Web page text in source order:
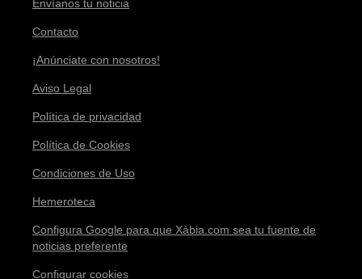
Envíanos tu noticia
Contacto
¡Anúnciate con nosotros!
Aviso Legal
Política de privacidad
Política de Cookies
Condiciones de Uso
Hemeroteca
Configura Google para que Xàbia.com sea tu fuente de
noticias preferente
Configurar cookies